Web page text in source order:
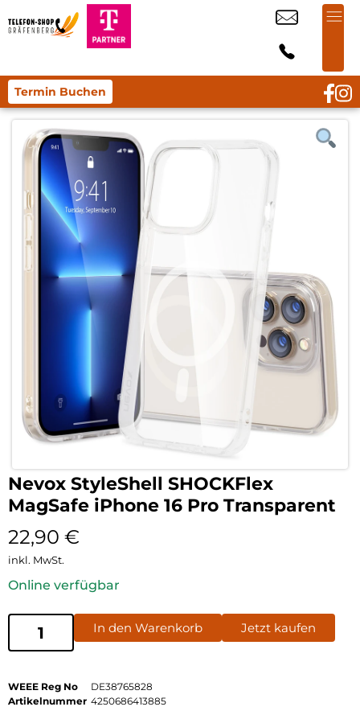
Termin Buchen
Nevox StyleShell SHOCKFlex
MagSafe iPhone 16 Pro Transparent
22,90 €
inkl. MwSt.
Online verfügbar
In den Warenkorb Jetzt kaufen
WEEE Reg No
DE38765828
Artikelnummer 4250686413885